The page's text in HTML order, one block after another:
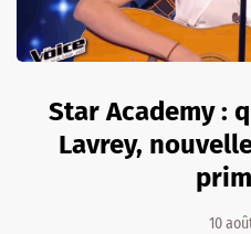
Star Academy :
Lavrey,
10